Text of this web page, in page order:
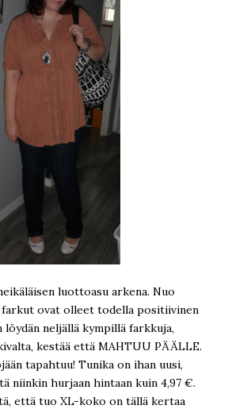
luottoasu arkena. Nuo
ovat olleet todella positiivinen
neljällä kympillä farkkuja,
kestää että MAHTUU PÄÄLLE.
tapahtuu! Tunika on ihan uusi,
niinkin hurjaan hintaan kuin 4,97 €.
että tuo XL-koko on tällä kertaa